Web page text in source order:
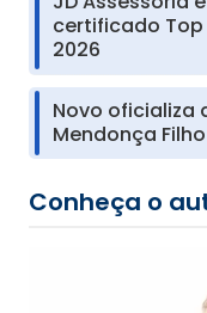
certificado Top
2026
Novo oficializa
Mendonça
Conheça o